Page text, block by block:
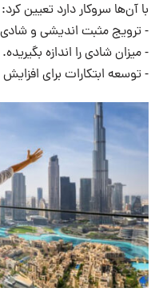
با آن‌ها سروکار دارد تعیین کرد:
⁃ ترویج مثبت اندیشی و شادی
⁃ میزان شادی را اندازه بگیریده.
⁃ توسعه ابتکارات برای